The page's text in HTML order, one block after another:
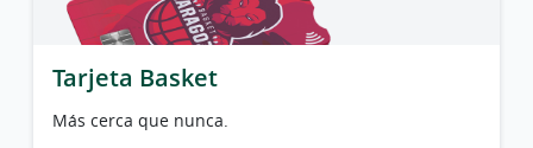
Tarjeta Basket
Más cerca que nunca.